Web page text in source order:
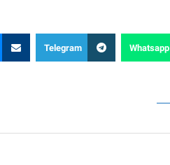
Whatsapp
Telegram